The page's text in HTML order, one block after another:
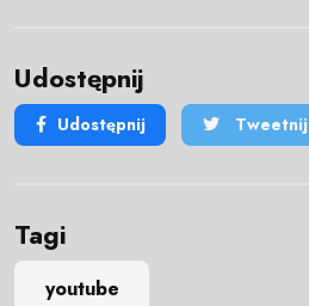
Udostępnij
Udostępnij Tweetnij
Tagi
youtube